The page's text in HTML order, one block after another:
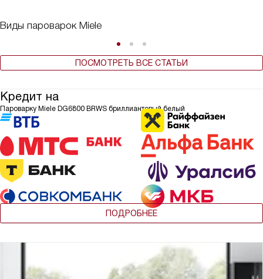
Виды пароварок Miele
ПОСМОТРЕТЬ ВСЕ СТАТЬИ
Кредит на
Пароварку Miele DG6800 BRWS бриллиантовый белый
ПОДРОБНЕЕ